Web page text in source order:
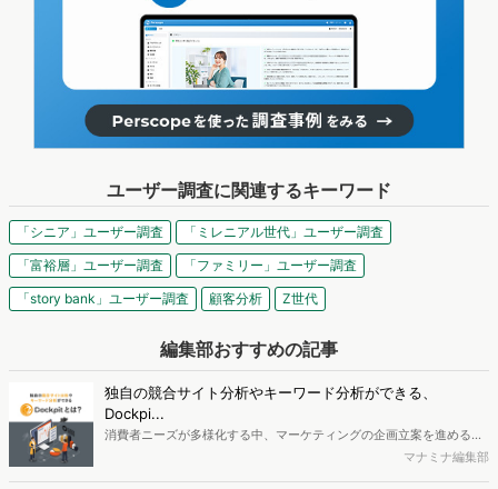
ユーザー調査に関連するキーワード
「シニア」ユーザー調査
「ミレニアル世代」ユーザー調査
「富裕層」ユーザー調査
「ファミリー」ユーザー調査
「story bank」ユーザー調査
顧客分析 Z世代
編集部おすすめの記事
独自の競合サイト分析やキーワード分析ができる、
Dockpi...
消費者ニーズが多様化する中、マーケティングの企画立案を進める上
で、競合分析や消費者分析の重要性がより高まっています。Web行動
マナミナ編集部